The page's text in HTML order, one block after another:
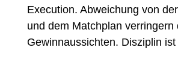
Execution. Abweichung von
und dem Matchplan verringern
Gewinnaussichten. Disziplin ist